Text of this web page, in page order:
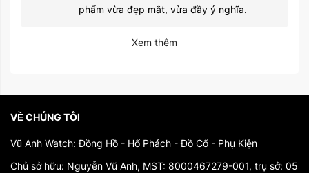
phẩm vừa đẹp mắt, vừa đầy ý nghĩa.
Xem thêm
VỀ CHÚNG TÔI
Vũ Anh Watch: Đồng Hồ - Hổ Phách - Đồ Cổ - Phụ Kiện
Chủ sở hữu: Nguyễn Vũ Anh, MST: 8000467279-001, trụ sở: 05